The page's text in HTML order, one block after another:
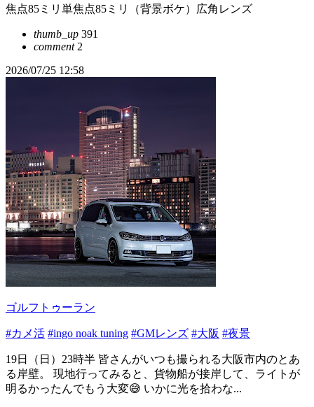
焦点85ミリ単焦点85ミリ（背景ボケ）広角レンズ
thumb_up 391
comment2
2026/07/25 12:58
ゴルフトゥーラン
#カメ活 #ingo noak tuning #GMレンズ #大阪 #夜景
19日（日）23時半 皆さんがいつも撮られる大阪市内のとあ
る岸壁。 現地行ってみると、貨物船が接岸して、ライトが
明るかったんでもう大変😅 いかに光を拾わな...